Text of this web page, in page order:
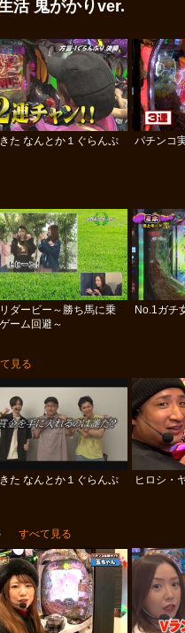
活 鬼がかりver.
た なんとか１ぐらんぷ
パチンコ
ダービー～勝ち馬に乗
ーム回避～
No.1ガチ
見る
た なんとか１ぐらんぷ
ヒロシ・
すべて見る